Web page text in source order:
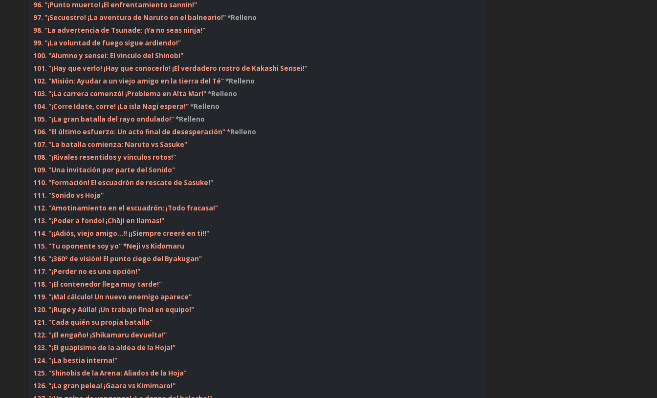
96. "¡Punto muerto! ¡El enfrentamiento sannin!"
97. "¡Secuestro! ¡La aventura de Naruto en el balneario!"*Relleno
98. "La advertencia de Tsunade: ¡Ya no seas ninja!"
99. "¡La voluntad de fuego sigue ardiendo!"
100. "Alumno y sensei: El vinculo del Shinobi"
101. "¡Hay que verlo! ¡Hay que conocerlo! ¡El verdadero rostro de Kakashi Sensei!"
102. "Misión: Ayudar a un viejo amigo en la tierra del Té"*Relleno
103. "¡La carrera comenzó! ¡Problema en Alta Mar!"*Relleno
104. "¡Corre Idate, corre! ¡La isla Nagi espera!"*Relleno
105. "¡La gran batalla del rayo ondulado!"*Relleno
106. "El último esfuerzo: Un acto final de desesperación"*Relleno
107. "La batalla comienza: Naruto vs Sasuke"
108. "¡Rivales resentidos y vínculos rotos!"
109. "Una invitación por parte del Sonido"
110. "Formación! El escuadrón de rescate de Sasuke!"
111. "Sonido vs Hoja"
112. "Amotinamiento en el escuadrón: ¡Todo fracasa!"
113. "¡Poder a fondo! ¡Chōji en llamas!"
114. "¡¡Adiós, viejo amigo...!! ¡¡Siempre creeré en ti!!"
115. "Tu oponente soy yo" *Neji vs Kidomaru
116. "¡360º de visión! El punto ciego del Byakugan"
117. "¡Perder no es una opción!"
118. "¡El contenedor llega muy tarde!"
119. "¡Mal cálculo! Un nuevo enemigo aparece"
120. "¡Ruge y Aúlla! ¡Un trabajo final en equipo!"
121. "Cada quién su propia batalla"
122. "¡El engaño! ¡Shikamaru devuelta!"
123. "¡El guapísimo de la aldea de la Hoja!"
124. "¡La bestia interna!"
125. "Shinobis de la Arena: Aliados de la Hoja"
126. "¡La gran pelea! ¡Gaara vs Kimimaro!"